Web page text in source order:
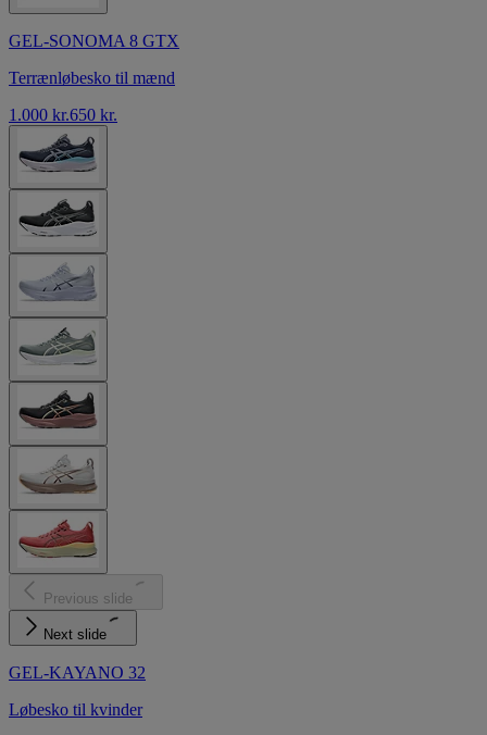
GEL-SONOMA 8 GTX
Terrænløbesko til mænd
1.000 kr.650 kr.
Previous slide
Next slide
GEL-KAYANO 32
Løbesko til kvinder